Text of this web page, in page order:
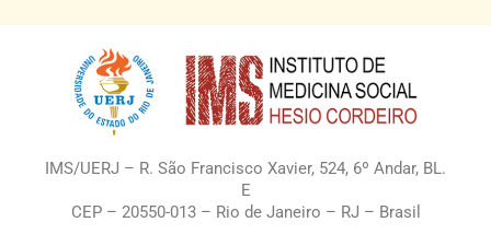
IMS/UERJ – R. São Francisco Xavier, 524, 6º Andar, BL.
E
CEP – 20550-013 – Rio de Janeiro – RJ – Brasil